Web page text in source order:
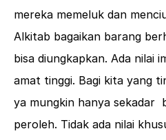
mereka memeluk dan
Alkitab bagaikan barang
bisa diungkapkan. Ada nilai
amat tinggi. Bagi kita yang
ya mungkin hanya sekadar
peroleh. Tidak ada nilai